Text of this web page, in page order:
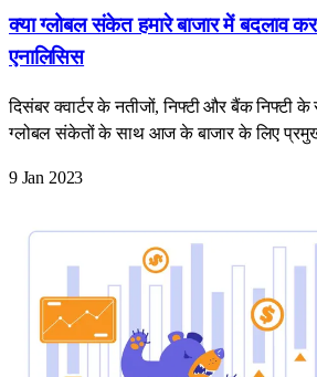
क्या ग्लोबल संकेत हमारे बाजार में बदलाव
एनालिसिस
दिसंबर क्वार्टर के नतीजों, निफ्टी और बैंक निफ्टी
ग्लोबल संकेतों के साथ आज के बाजार के लिए
9 Jan 2023